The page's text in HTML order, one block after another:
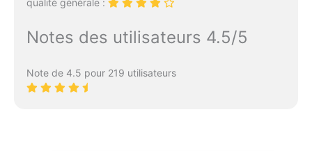
qualité générale :
Notes des utilisateurs 4.5/5
Note de 4.5 pour 219 utilisateurs